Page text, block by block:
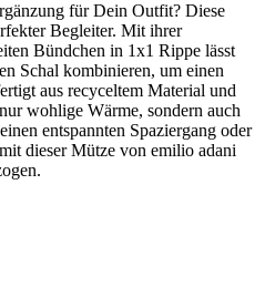
für Dein Outfit? Diese
Begleiter. Mit ihrer
Bündchen in 1x1 Rippe lässt
Schal kombinieren, um einen
aus recyceltem Material und
wohlige Wärme, sondern auch
entspannten Spaziergang oder
dieser Mütze von emilio adani